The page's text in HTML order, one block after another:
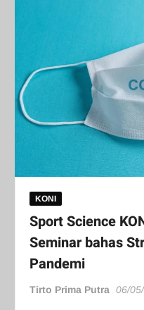
KONI
Sport Science
Seminar bahas
Pandemi
Tirto Prima Putra 06/